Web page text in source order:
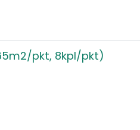
pkt, 8kpl/pkt)